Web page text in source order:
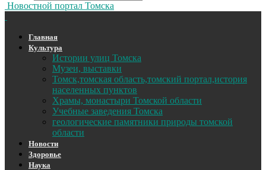
Новостной портал Томска
Главная
Культура
Истории улиц Томска
Музеи, выставки
Томск,томская область,томский портал,история
населенных пунктов
Храмы, монастыри Томской области
Учебные заведения Томска
геологические памятники природы томской
области
Новости
Здоровье
Наука